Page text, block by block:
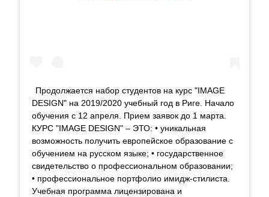
Продолжается набор студентов на курс "IMAGE
DESIGN" на 2019/2020 учебный год в Риге. Начало
обучения с 12 апреля. Прием заявок до 1 марта.
КУРС "IMAGE DESIGN" – ЭТО: • уникальная
возможность получить европейское образование с
обучением на русском языке; • государственное
свидетельство о профессиональном образовании;
• профессиональное портфолио имидж-стилиста.
Учебная программа лицензирована и